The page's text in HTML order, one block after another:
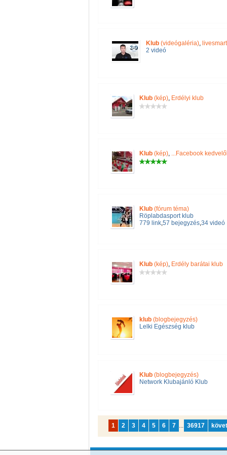
Klub (videógaléria),
2 videó
Klub (kép), Erdélyi klub
Klub (kép), ...Facebook
Klub (fórum téma)
Röplabdasport klub
779 link,57 bejegyzés,34 videó
Klub (kép), Erdély barátai klub
klub (blogbejegyzés)
Lelki Egészség klub
Klub (blogbejegyzés)
Network Klubajánló Klub
1 2 3 4 5 6 7 ... 36917